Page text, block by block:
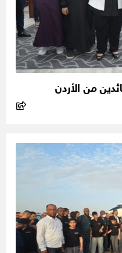
من الأردن